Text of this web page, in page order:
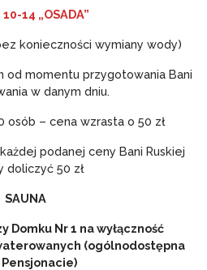
14 „OSADA”
konieczności wymiany wody)
od momentu przygotowania Bani
w danym dniu.
osób – cena wzrasta o 50 zł
podanej ceny Bani Ruskiej
doliczyć 50 zł
SAUNA
Domku Nr 1 na wyłączność
(ogólnodostępna